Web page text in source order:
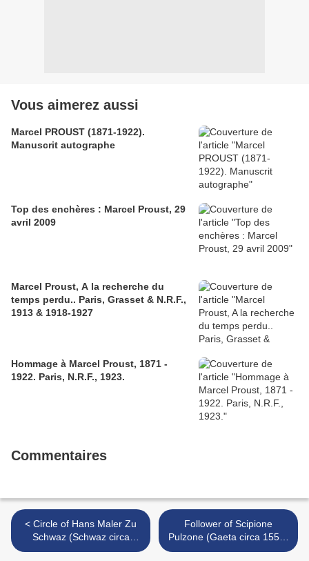
Vous aimerez aussi
Marcel PROUST (1871-1922).
Manuscrit autographe
Top des enchères : Marcel Proust, 29
avril 2009
Marcel Proust, A la recherche du
temps perdu.. Paris, Grasset & N.R.F.,
1913 & 1918-1927
Hommage à Marcel Proust, 1871 -
1922. Paris, N.R.F., 1923.
Commentaires
< Circle of Hans Maler Zu
Schwaz (Schwaz circa
1485-circa 1529) Portrait of
Follower of Scipione
Pulzone (Gaeta circa 1550-
1598 Rome). Portrait of a